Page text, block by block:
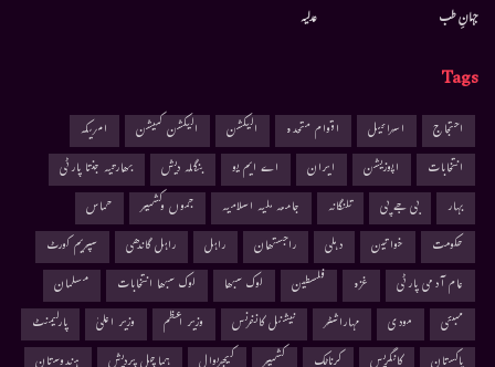
جہانِ طب
عدلیہ
Tags
احتجاج اسرائیل اقوام متحدہ الیکشن الیکشن کمیشن
امریکہ
انتخابات
اپوزیشن ایران اے ایم یو بنگلہ دیش
بھارتیہ جنتا پارٹی
بہار
بی جے پی تلنگانہ جامعہ ملیہ اسلامیہ جموں وکشمیر
حماس
حکومت
خواتین دہلی راجستھان راہل راہل گاندھی
سپریم کورٹ
عام آدمی پارٹی
غزہ فلسطین لوک سبھا لوک سبھا انتخابات
مسلمان
ممبئی
مودی مہاراشٹر نیشنل کانفرنس وزیر اعظم وزیر اعلیٰ
پارلیمنٹ